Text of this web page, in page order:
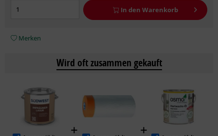
In den Warenkorb
Merken
Wird oft zusammen gekauft